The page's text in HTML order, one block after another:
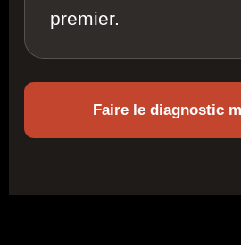
premier.
Faire le diagnostic